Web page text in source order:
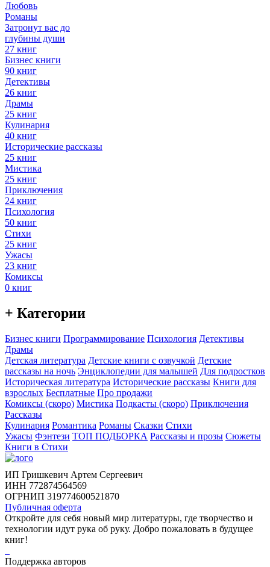
Любовь
Романы
Затронут вас до
глубины души
27 книг
Бизнес книги
90 книг
Детективы
26 книг
Драмы
25 книг
Кулинария
40 книг
Исторические рассказы
25 книг
Мистика
25 книг
Приключения
24 книг
Психология
50 книг
Стихи
25 книг
Ужасы
23 книг
Комиксы
0 книг
+ Категории
Бизнес книги Программирование Психология Детективы
Драмы
Детская литература Детские книги с озвучкой Детские
рассказы на ночь Энциклопедии для малышей Для подростков
Историческая литература Исторические рассказы Книги для
взрослых Бесплатные Про продажи
Комиксы (скоро) Мистика Подкасты (скоро) Приключения
Рассказы
Кулинария Романтика Романы Сказки Стихи
Ужасы Фэнтези ТОП ПОДБОРКА Рассказы и прозы Сюжеты
Книги в Стихи
ИП Гришкевич Артем Сергеевич
ИНН 772874564569
ОГРНИП 319774600521870
Публичная оферта
Откройте для себя новый мир литературы, где творчество и
технологии идут рука об руку. Добро пожаловать в будущее
книг!
Поддержка авторов